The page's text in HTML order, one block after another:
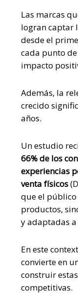
Las marcas
logran captar
desde el
cada punto
impacto
Además, la
crecido
años.
Un estudio
66% de los
experiencias
venta físicos
que el
productos,
y adaptadas
En este
convierte en
construir
competitivas.